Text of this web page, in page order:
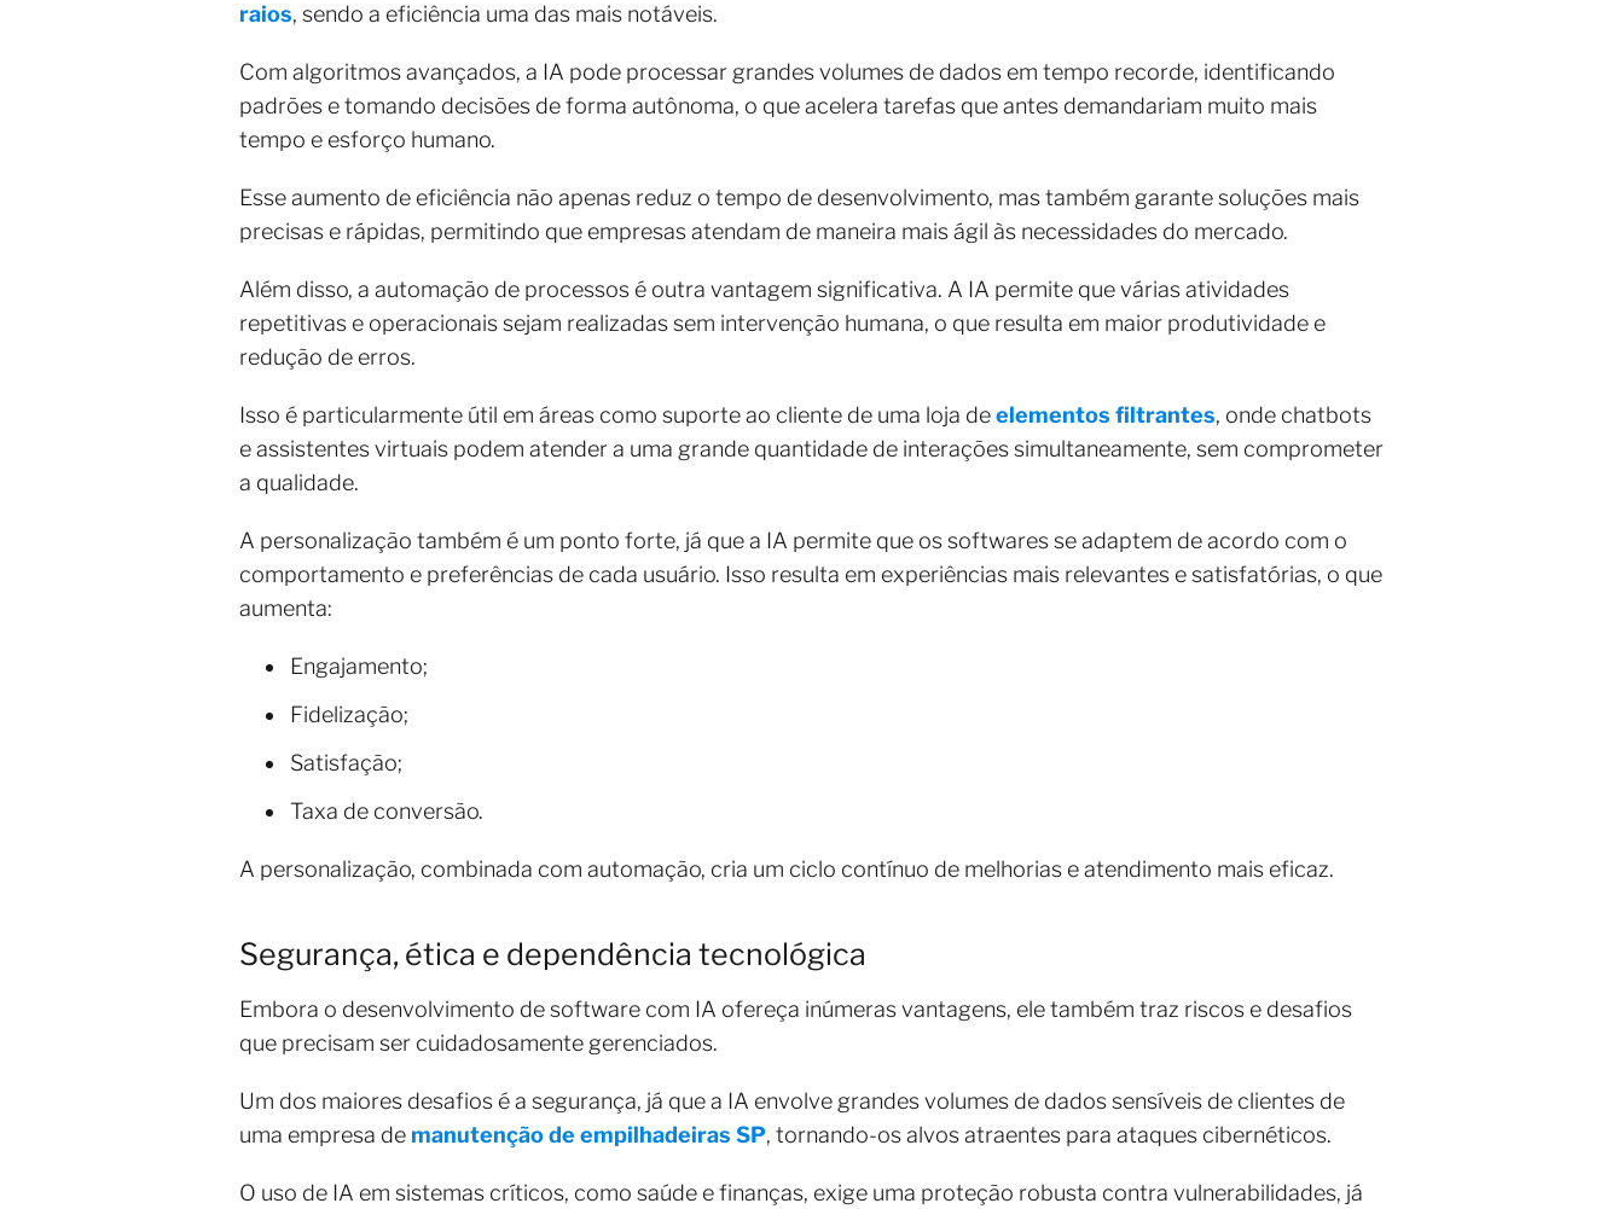
raios, sendo a eficiência uma das mais notáveis.
Com algoritmos avançados, a IA pode processar grandes volumes de dados em tempo recorde, identificando
padrões e tomando decisões de forma autônoma, o que acelera tarefas que antes demandariam muito mais
tempo e esforço humano.
Esse aumento de eficiência não apenas reduz o tempo de desenvolvimento, mas também garante soluções mais
precisas e rápidas, permitindo que empresas atendam de maneira mais ágil às necessidades do mercado.
Além disso, a automação de processos é outra vantagem significativa. A IA permite que várias atividades
repetitivas e operacionais sejam realizadas sem intervenção humana, o que resulta em maior produtividade e
redução de erros.
Isso é particularmente útil em áreas como suporte ao cliente de uma loja deelementos filtrantes, onde chatbots
e assistentes virtuais podem atender a uma grande quantidade de interações simultaneamente, sem comprometer
a qualidade.
A personalização também é um ponto forte, já que a IA permite que os softwares se adaptem de acordo com o
comportamento e preferências de cada usuário. Isso resulta em experiências mais relevantes e satisfatórias, o que
aumenta:
Engajamento;
Fidelização;
Satisfação;
Taxa de conversão.
A personalização, combinada com automação, cria um ciclo contínuo de melhorias e atendimento mais eficaz.
Segurança, ética e dependência tecnológica
Embora o desenvolvimento de software com IA ofereça inúmeras vantagens, ele também traz riscos e desafios
que precisam ser cuidadosamente gerenciados.
Um dos maiores desafios é a segurança, já que a IA envolve grandes volumes de dados sensíveis de clientes de
uma empresa de manutenção de empilhadeiras SP, tornando-os alvos atraentes para ataques cibernéticos.
O uso de IA em sistemas críticos, como saúde e finanças, exige uma proteção robusta contra vulnerabilidades, já